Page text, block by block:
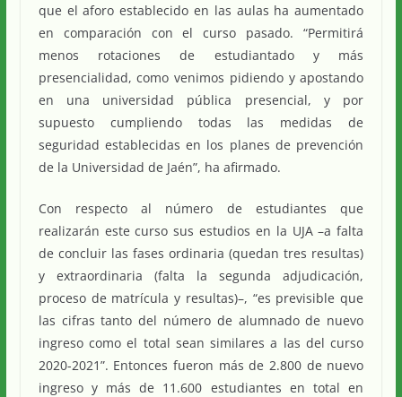
que el aforo establecido en las aulas ha aumentado
en comparación con el curso pasado. “Permitirá
menos rotaciones de estudiantado y más
presencialidad, como venimos pidiendo y apostando
en una universidad pública presencial, y por
supuesto cumpliendo todas las medidas de
seguridad establecidas en los planes de prevención
de la Universidad de Jaén”, ha afirmado.
Con respecto al número de estudiantes que
realizarán este curso sus estudios en la UJA –a falta
de concluir las fases ordinaria (quedan tres resultas)
y extraordinaria (falta la segunda adjudicación,
proceso de matrícula y resultas)–, “es previsible que
las cifras tanto del número de alumnado de nuevo
ingreso como el total sean similares a las del curso
2020-2021”. Entonces fueron más de 2.800 de nuevo
ingreso y más de 11.600 estudiantes en total en